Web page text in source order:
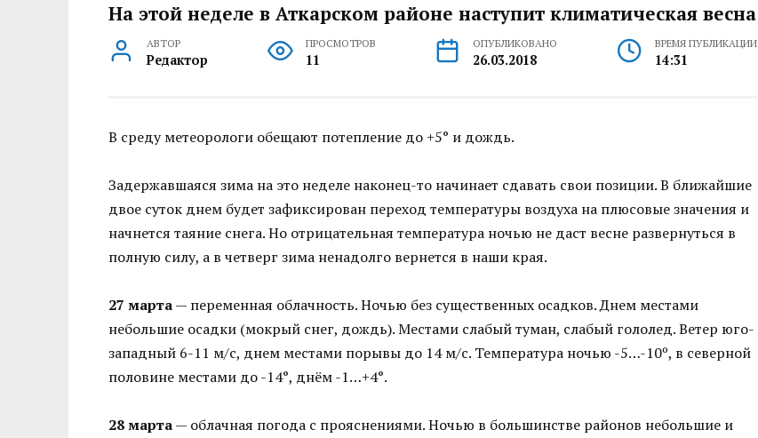
На этой неделе в Аткарском районе наступит климатическая весна
АВТОР
Редактор
ПРОСМОТРОВ
11
ОПУБЛИКОВАНО
26.03.2018
ВРЕМЯ ПУБЛИКАЦИИ
14:31
В среду метеорологи обещают потепление до +5° и дождь.
Задержавшаяся зима на это неделе наконец-то начинает сдавать свои позиции. В ближайшие
двое суток днем будет зафиксирован переход температуры воздуха на плюсовые значения и
начнется таяние снега. Но отрицательная температура ночью не даст весне развернуться в
полную силу, а в четверг зима ненадолго вернется в наши края.
27 марта— переменная облачность. Ночью без существенных осадков. Днем местами
небольшие осадки (мокрый снег, дождь). Местами слабый туман, слабый гололед. Ветер юго-
западный 6-11 м/с, днем местами порывы до 14 м/с. Температура ночью -5…-10º, в северной
половине местами до -14°, днём -1…+4°.
28 марта— облачная погода с прояснениями. Ночью в большинстве районов небольшие и